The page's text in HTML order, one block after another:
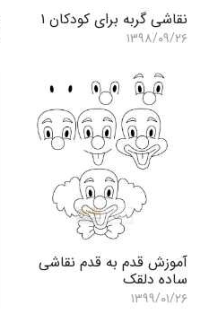
نقاشی گربه برای کودکان ۱
۱۳۹۸/۰۹/۲۶
آموزش قدم به قدم نقاشی
ساده دلقک
۱۳۹۹/۰۱/۲۶